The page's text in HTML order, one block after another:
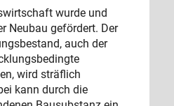
wurde und
Neubau gefördert. Der
auch der
wird sträflich
kann durch die